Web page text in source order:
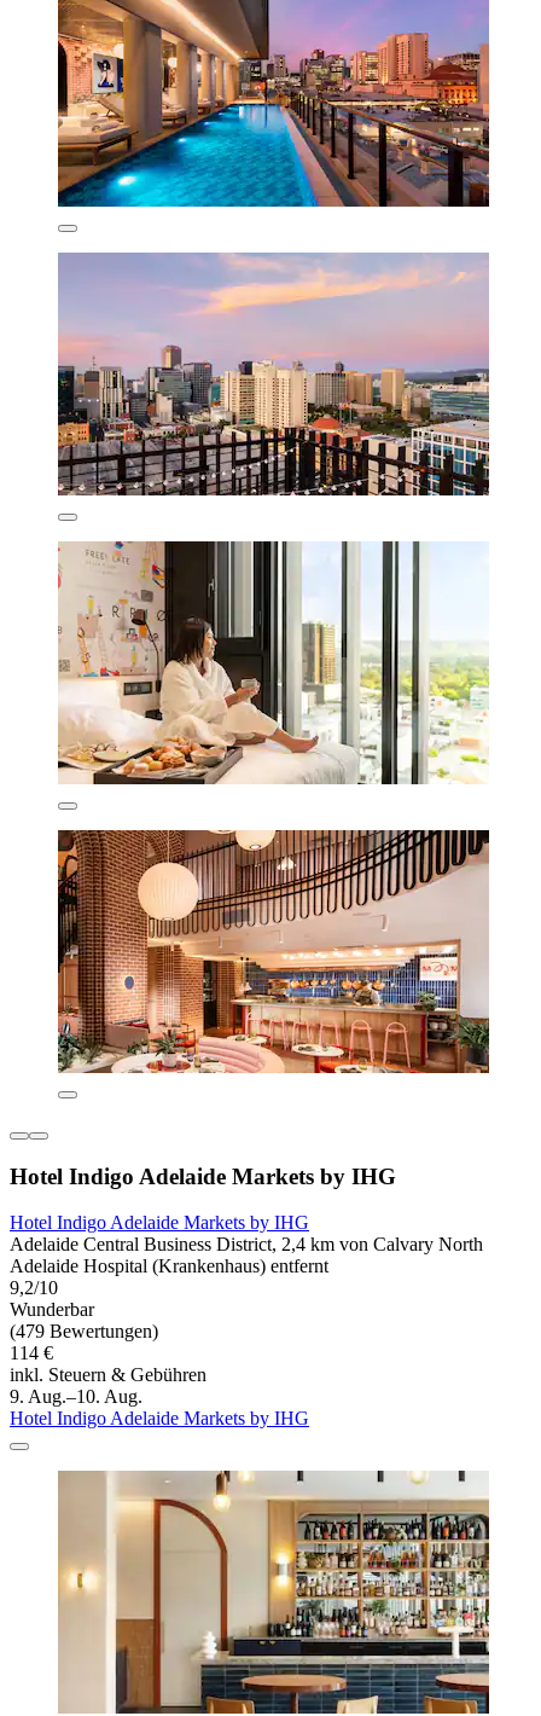
Hotel Indigo Adelaide Markets by IHG
Hotel Indigo Adelaide Markets by IHG
Adelaide Central Business District, 2,4 km von Calvary North
Adelaide Hospital (Krankenhaus) entfernt
9,2/10
Wunderbar
(479 Bewertungen)
114 €
inkl. Steuern & Gebühren
9. Aug.–10. Aug.
Hotel Indigo Adelaide Markets by IHG